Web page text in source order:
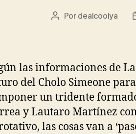
Autor
Por dealcoolya
las informaciones de
del Cholo Simeone
un tridente
y Lautaro Martínez
las cosas van a